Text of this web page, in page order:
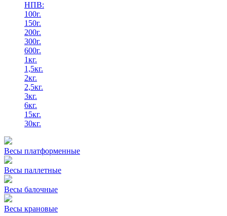
НПВ:
100г.
150г.
200г.
300г.
600г.
1кг.
1,5кг.
2кг.
2,5кг.
3кг.
6кг.
15кг.
30кг.
Весы платформенные
Весы паллетные
Весы балочные
Весы крановые